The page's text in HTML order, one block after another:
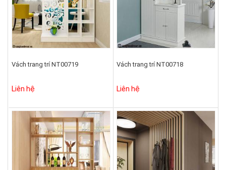
Vách trang trí NT00719
Liên hệ
Vách trang trí NT00718
Liên hệ